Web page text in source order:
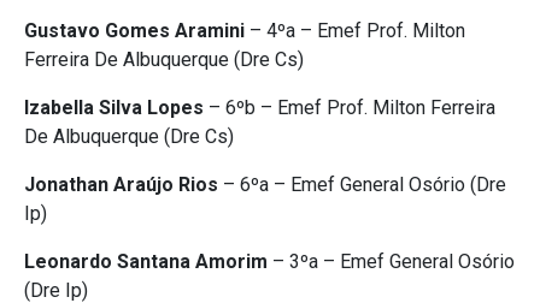
Gustavo Gomes Aramini – 4ºa – Emef Prof. Milton
Ferreira De Albuquerque (Dre Cs)
Izabella Silva Lopes – 6ºb – Emef Prof. Milton Ferreira
De Albuquerque (Dre Cs)
Jonathan Araújo Rios – 6ºa – Emef General Osório (Dre
Ip)
Leonardo Santana Amorim – 3ºa – Emef General Osório
(Dre Ip)